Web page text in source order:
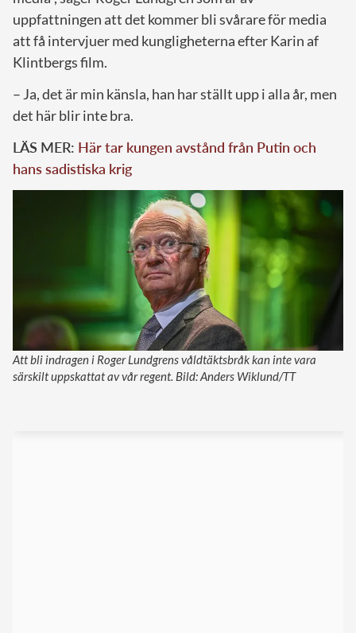
uppfattningen att det kommer bli svårare för media
att få intervjuer med kungligheterna efter Karin af
Klintbergs film.
– Ja, det är min känsla, han har ställt upp i alla år, men
det här blir inte bra.
LÄS MER: Här tar kungen avstånd från Putin och
hans sadistiska krig
Att bli indragen i Roger Lundgrens våldtäktsbråk kan inte vara
särskilt uppskattat av vår regent. Bild: Anders Wiklund/TT